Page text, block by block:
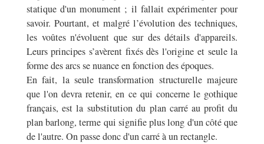
statique d'un monument ; il fallait expérimenter pour
savoir. Pourtant, et malgré l’évolution des techniques,
les voûtes n'évoluent que sur des détails d'appareils.
Leurs principes s’avèrent fixés dès l'origine et seule la
forme des arcs se nuance en fonction des époques.
En fait, la seule transformation structurelle majeure
que l'on devra retenir, en ce qui concerne le gothique
français, est la substitution du plan carré au profit du
plan barlong, terme qui signifie plus long d'un côté que
de l'autre. On passe donc d'un carré à un rectangle.